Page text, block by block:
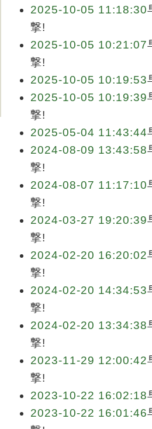
2025-10-05 11:18:30
撃!
2025-10-05 10:21:07
撃!
2025-10-05 10:19:53
2025-10-05 10:19:39
撃!
2025-05-04 11:43:44
2024-08-09 13:43:58
撃!
2024-08-07 11:17:10
撃!
2024-03-27 19:20:39
撃!
2024-02-20 16:20:02
撃!
2024-02-20 14:34:53
撃!
2024-02-20 13:34:38
撃!
2023-11-29 12:00:42
撃!
2023-10-22 16:02:18
2023-10-22 16:01:46